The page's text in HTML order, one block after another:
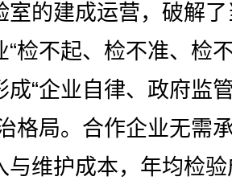
的建成运营，破解了
检不起、检不准、检
成“企业自律、政府监
格局。合作企业无需
与维护成本，年均检